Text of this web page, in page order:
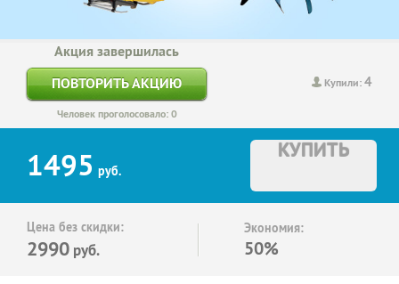
Купили:4
Акция завершилась
ПОВТОРИТЬ АКЦИЮ
Человек проголосовало: 0
1495 руб.
КУПИТЬ
Цена без скидки:
2990 руб.
Экономия:
50%